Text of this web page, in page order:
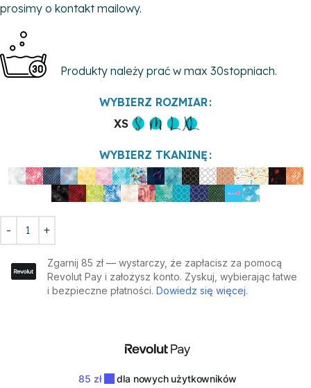
prosimy o kontakt mailowy.
Produkty należy prać w max 30stopniach.
WYBIERZ ROZMIAR
XS
WYBIERZ TKANINĘ